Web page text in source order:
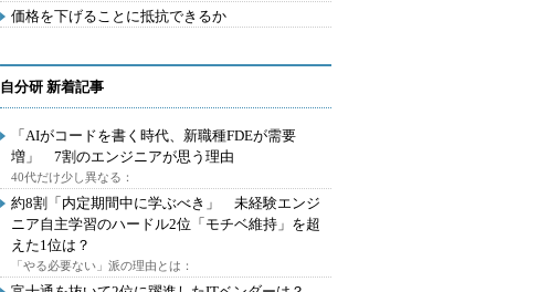
価格を下げることに抵抗できるか
自分研 新着記事
「AIがコードを書く時代、新職種FDEが需要
増」 7割のエンジニアが思う理由
40代だけ少し異なる：
約8割「内定期間中に学ぶべき」 未経験エンジ
ニア自主学習のハードル2位「モチベ維持」を超
えた1位は？
「やる必要ない」派の理由とは：